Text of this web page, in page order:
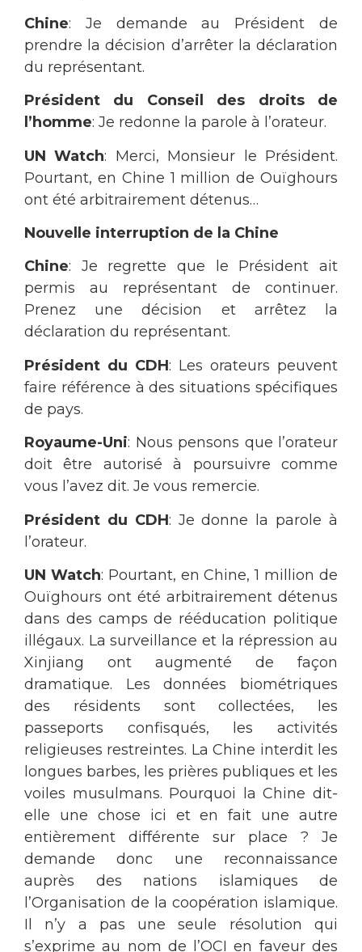
Chine: Je demande au Président de
prendre la décision d’arrêter la déclaration
du représentant.
Président du Conseil des droits de
l’homme: Je redonne la parole à l’orateur.
UN Watch: Merci, Monsieur le Président.
Pourtant, en Chine 1 million de Ouïghours
ont été arbitrairement détenus…
Nouvelle interruption de la Chine
Chine: Je regrette que le Président ait
permis au représentant de continuer.
Prenez une décision et arrêtez la
déclaration du représentant.
Président du CDH: Les orateurs peuvent
faire référence à des situations spécifiques
de pays.
Royaume-Uni: Nous pensons que l’orateur
doit être autorisé à poursuivre comme
vous l’avez dit. Je vous remercie.
Président du CDH: Je donne la parole à
l’orateur.
UN Watch: Pourtant, en Chine, 1 million de
Ouïghours ont été arbitrairement détenus
dans des camps de rééducation politique
illégaux. La surveillance et la répression au
Xinjiang ont augmenté de façon
dramatique. Les données biométriques
des résidents sont collectées, les
passeports confisqués, les activités
religieuses restreintes. La Chine interdit les
longues barbes, les prières publiques et les
voiles musulmans. Pourquoi la Chine dit-
elle une chose ici et en fait une autre
entièrement différente sur place ? Je
demande donc une reconnaissance
auprès des nations islamiques de
l’Organisation de la coopération islamique.
Il n’y a pas une seule résolution qui
s’exprime au nom de l’OCI en faveur des